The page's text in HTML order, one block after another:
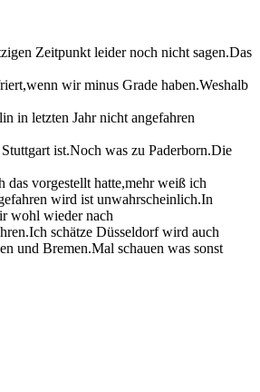
Zeitpunkt leider noch nicht sagen.Das
wir minus Grade haben.Weshalb
in letzten Jahr nicht angefahren
ist.Noch was zu Paderborn.Die
das vorgestellt hatte,mehr weiß ich
wird ist unwahrscheinlich.In
wohl wieder nach
schätze Düsseldorf wird auch
und Bremen.Mal schauen was sonst